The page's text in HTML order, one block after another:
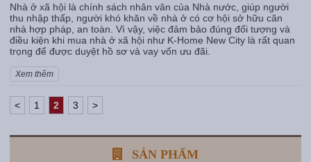
Nhà ở xã hội là chính sách nhân văn của Nhà nước, giúp người
thu nhập thấp, người khó khăn về nhà ở có cơ hội sở hữu căn
nhà hợp pháp, an toàn. Vì vậy, việc đảm bảo đúng đối tượng và
điều kiện khi mua nhà ở xã hội như K-Home New City là rất quan
trọng để được duyệt hồ sơ và vay vốn ưu đãi.
Xem thêm
< 1 2 3 >
SẢN PHẨM